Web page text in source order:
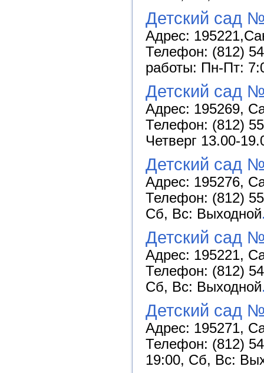
Детский сад
Адрес:
Телефон: (812)
работы: Пн-Пт:
Детский сад
Адрес: 195269,
Телефон: (812)
Четверг 13.00-
Детский сад
Адрес: 195276,
Телефон: (812)
Сб, Вс: Выходной
Детский сад
Адрес: 195221,
Телефон: (812)
Сб, Вс: Выходной
Детский сад
Адрес: 195271,
Телефон: (812)
19:00, Сб, Вс: